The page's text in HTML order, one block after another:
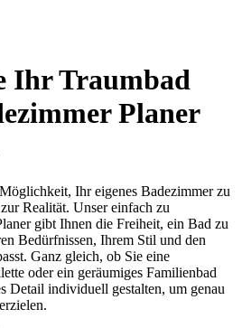
Ihr Traumbad
Planer
Ihr eigenes Badezimmer zu
Realität. Unser einfach zu
gibt Ihnen die Freiheit, ein Bad zu
Bedürfnissen, Ihrem Stil und den
Ganz gleich, ob Sie eine
oder ein geräumiges Familienbad
Detail individuell gestalten, um genau